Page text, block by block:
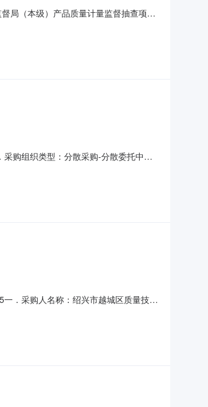
局（本级）产品质量计量监督抽查项目
合同附件。服务要求或标的基本概况：
购组织类型：分散采购-分散委托中介
程等使自己的权益受到损害的，可以
．采购人名称：绍兴市越城区质量技术
：￥400000元八．评审小组成员名